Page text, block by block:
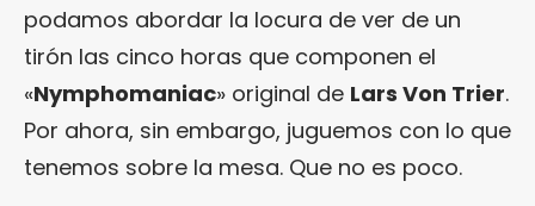
podamos abordar la locura de ver de un
tirón las cinco horas que componen el
«Nymphomaniac» original de Lars Von Trier.
Por ahora, sin embargo, juguemos con lo que
tenemos sobre la mesa. Que no es poco.